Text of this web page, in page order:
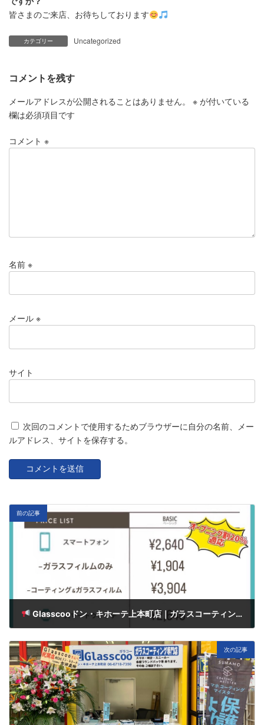
皆さまのご来店、お待ちしております
カテゴリー Uncategorized
コメントを残す
メールアドレスが公開されることはありません。 ※ が付いている
欄は必須項目です
コメント ※
名前 ※
メール ※
サイト
次回のコメントで使用するためブラウザーに自分の名前、メー
ルアドレス、サイトを保存する。
前の記事
Glasscooドン・キホーテ上本町店｜ガラスコーティング＆撥水コーティング料金表
次の記事